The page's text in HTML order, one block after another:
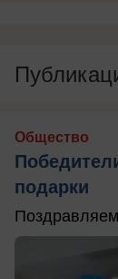
Общество
подарки